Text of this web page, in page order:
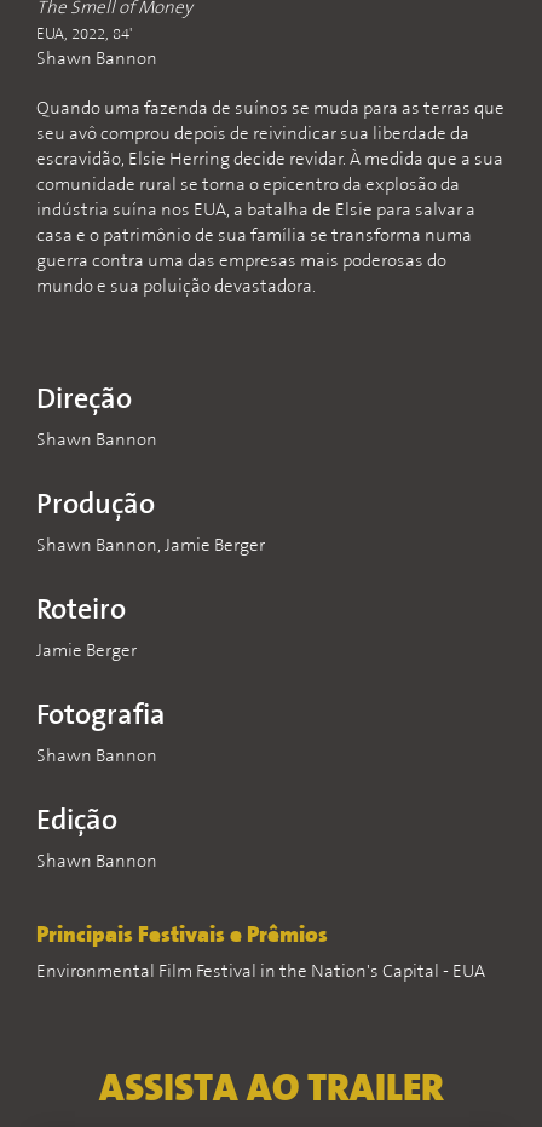
The Smell of Money
EUA, 2022, 84'
Shawn Bannon
Quando uma fazenda de suínos se muda para as terras que
seu avô comprou depois de reivindicar sua liberdade da
escravidão, Elsie Herring decide revidar. À medida que a sua
comunidade rural se torna o epicentro da explosão da
indústria suína nos EUA, a batalha de Elsie para salvar a
casa e o patrimônio de sua família se transforma numa
guerra contra uma das empresas mais poderosas do
mundo e sua poluição devastadora.
Direção
Shawn Bannon
Produção
Shawn Bannon, Jamie Berger
Roteiro
Jamie Berger
Fotografia
Shawn Bannon
Edição
Shawn Bannon
Principais Festivais e Prêmios
Environmental Film Festival in the Nation's Capital - EUA
ASSISTA AO TRAILER